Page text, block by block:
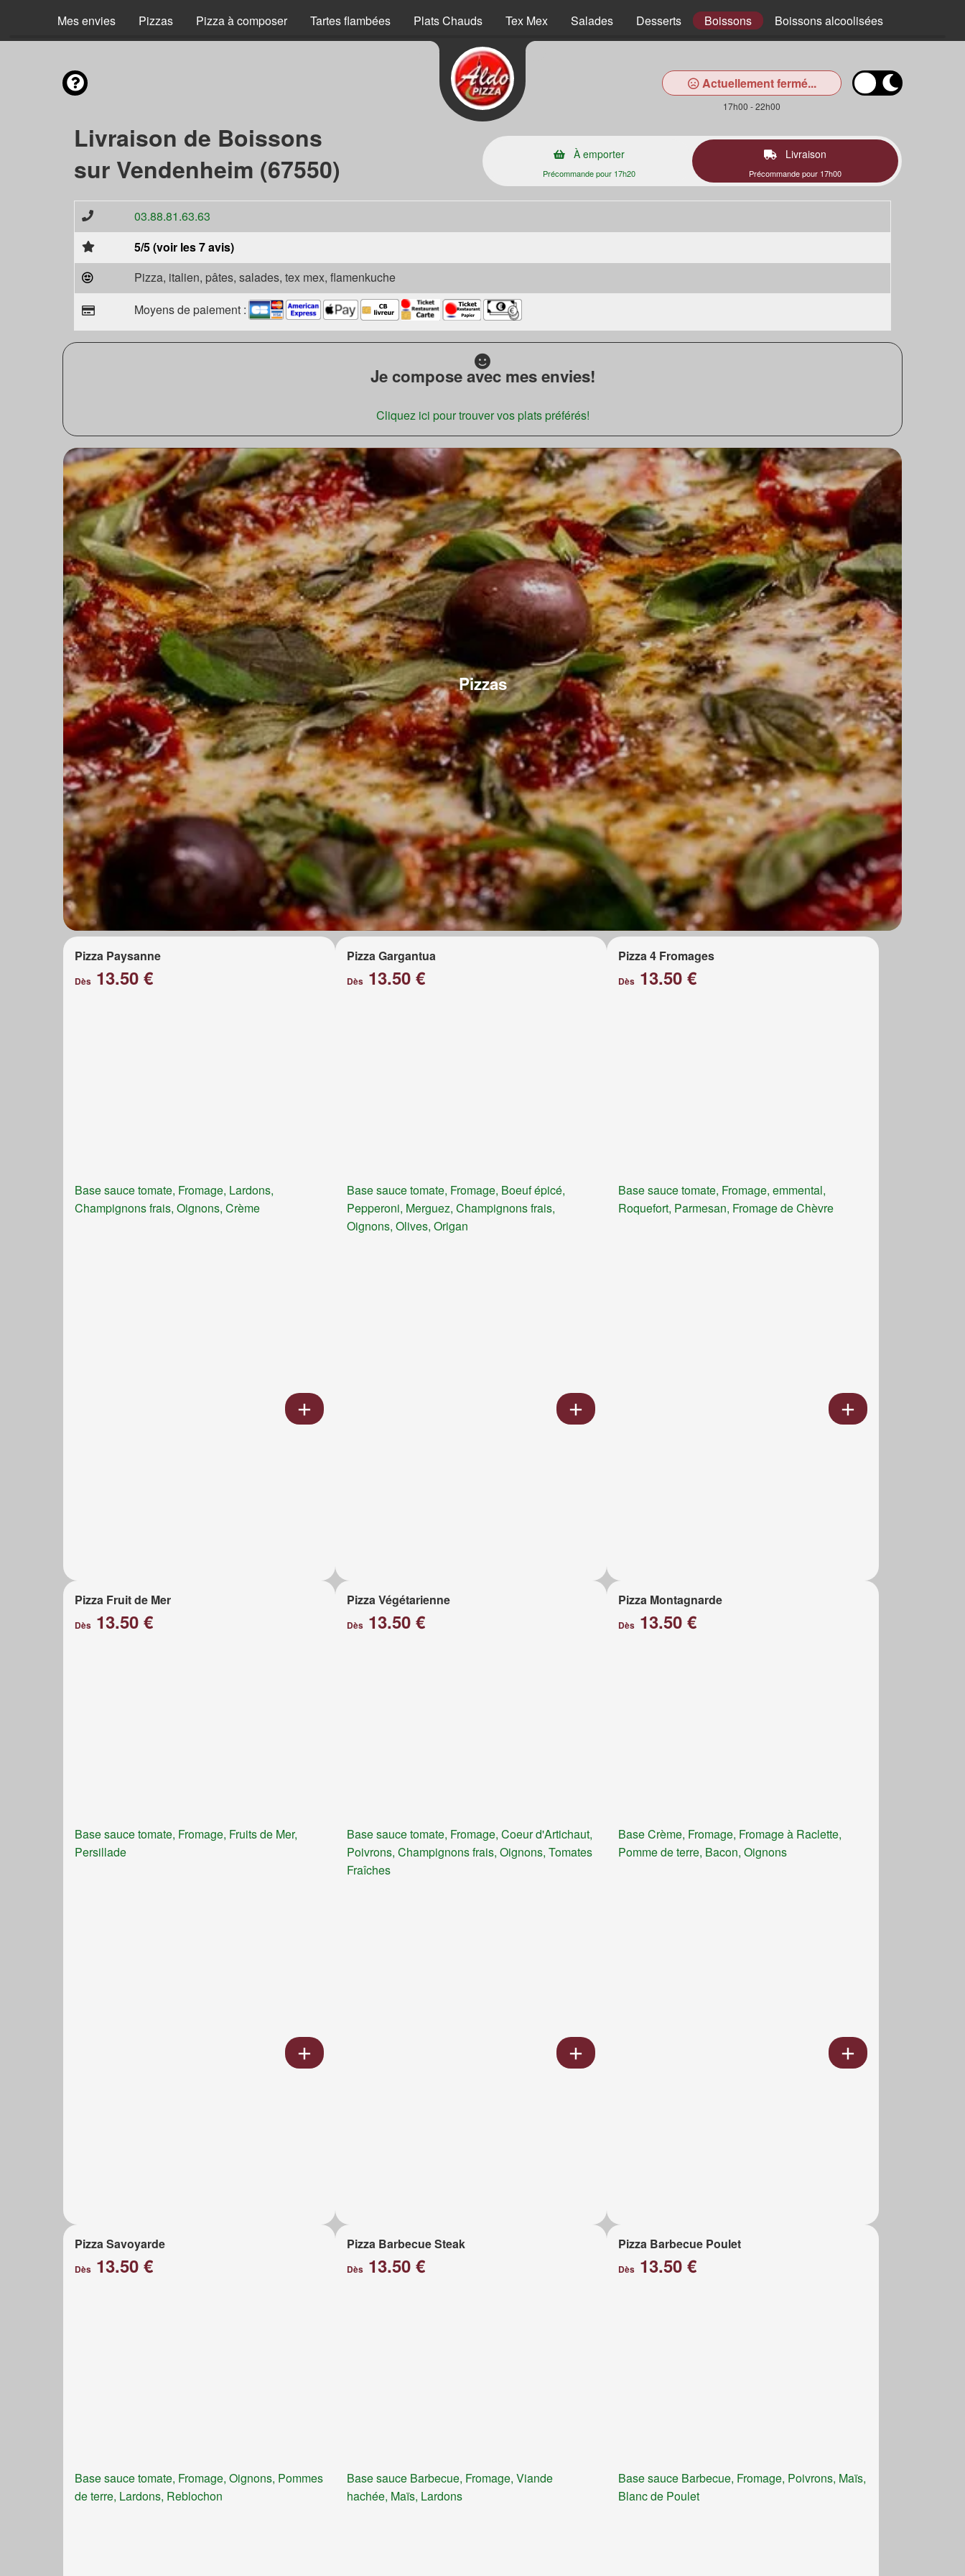
Mes envies Pizzas Pizza à composer Tartes flambées Plats Chauds Tex Mex Salades Desserts Boissons Boissons alcoolisées
Actuellement fermé...
17h00 - 22h00
Livraison de Boissons
sur Vendenheim (67550)
À emporter
Précommande pour 17h20
Livraison
Précommande pour 17h00
03.88.81.63.63
5/5 (voir les 7 avis)
Pizza, italien, pâtes, salades, tex mex, flamenkuche
Moyens de paiement :
Je compose avec mes envies!
Cliquez ici pour trouver vos plats préférés!
Pizzas
Pizza Paysanne
Dès 13.50 €
Base sauce tomate, Fromage, Lardons,
Champignons frais, Oignons, Crème
Pizza Gargantua
Dès13.50 €
Base sauce tomate, Fromage, Boeuf épicé,
Pepperoni, Merguez, Champignons frais,
Oignons, Olives, Origan
Pizza 4 Fromages
Dès 13.50 €
Base sauce tomate, Fromage, emmental,
Roquefort, Parmesan, Fromage de Chèvre
Pizza Fruit de Mer
Dès 13.50 €
Base sauce tomate, Fromage, Fruits de Mer,
Persillade
Pizza Végétarienne
Dès13.50 €
Base sauce tomate, Fromage, Coeur d'Artichaut,
Poivrons, Champignons frais, Oignons, Tomates
Fraîches
Pizza Montagnarde
Dès 13.50 €
Base Crème, Fromage, Fromage à Raclette,
Pomme de terre, Bacon, Oignons
Pizza Savoyarde
Dès 13.50 €
Base sauce tomate, Fromage, Oignons, Pommes
de terre, Lardons, Reblochon
Pizza Barbecue Steak
Dès13.50 €
Base sauce Barbecue, Fromage, Viande
hachée, Maïs, Lardons
Pizza Barbecue Poulet
Dès 13.50 €
Base sauce Barbecue, Fromage, Poivrons, Maïs,
Blanc de Poulet